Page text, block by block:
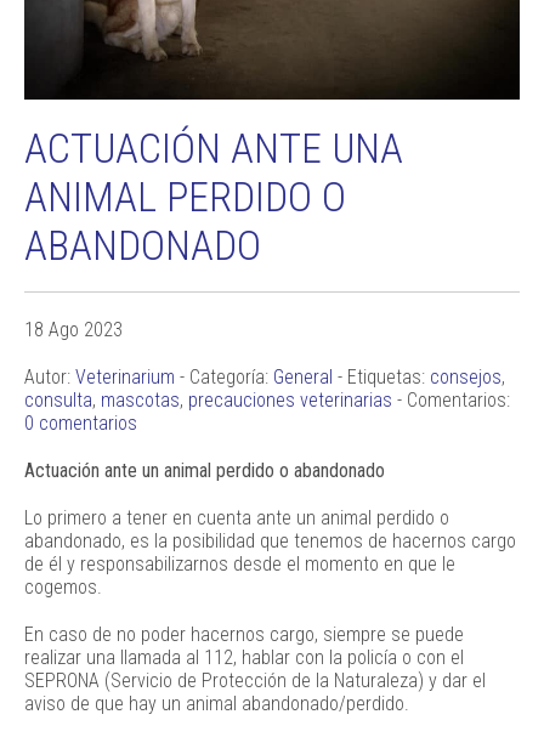
ACTUACIÓN ANTE UNA
ANIMAL PERDIDO O
ABANDONADO
18 Ago 2023
Autor: Veterinarium - Categoría: General - Etiquetas: consejos,
consulta, mascotas, precauciones veterinarias - Comentarios:
0 comentarios
Actuación ante un animal perdido o abandonado
Lo primero a tener en cuenta ante un animal perdido o
abandonado, es la posibilidad que tenemos de hacernos cargo
de él y responsabilizarnos desde el momento en que le
cogemos.
En caso de no poder hacernos cargo, siempre se puede
realizar una llamada al 112, hablar con la policía o con el
SEPRONA (Servicio de Protección de la Naturaleza) y dar el
aviso de que hay un animal abandonado/perdido.